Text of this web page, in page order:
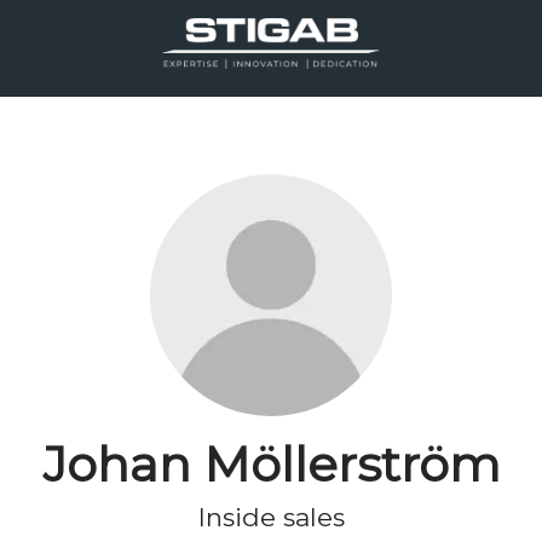
Johan Möllerström
Inside sales